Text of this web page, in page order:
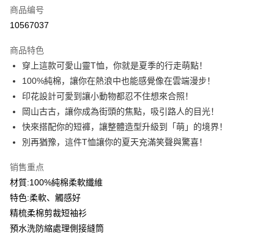
信用卡分期付款
合作金库商业银行
华南商业银行
彰化商业银行
上海商业储蓄银行
台北富邦商业银行
国泰世华商业银行
兆丰国际商业银行
台湾中小企业银行
台中商业银行
汇丰（台湾）商业银行
华泰商业银行
联邦商业银行
远东国际商业银行
元大商业银行
永丰商业银行
台新国际商业银行
台湾乐天信用卡公司
6期 0利率，每期
华南商业银行
彰化商业银行
上海商业储蓄银行
台北富邦商业银行
国泰世华商业银行
兆丰国际商业银行
台湾中小企业银行
台中商业银行
汇丰（台湾）商业银行
华泰商业银行
元大商业银行
玉山商业银行
台湾乐天信用卡公司
12期 0利率，每期 NT$24
合作金库商业银行
第一商业银行
上海商业储蓄银行
台北富邦商业银行
国泰世华商业银行
兆丰国际商业银行
台湾中小企业银行
台中商业银行
联邦商业银行
元大商业银行
玉山商业银行
台新国际商业银行
超商取货付款
LINE Pay
Apple Pay
街口支付
悠遊付
Google Pay
Plus PAY
商品编号
10567037
商品特色
穿上這款可愛山靈T恤，你就是夏季的行走萌點！
100%純棉，讓你在熱浪中也能感覺像在雲端漫步！
印花設計可愛到讓小動物都忍不住想來合照！
岡山古古，讓你成為街頭的焦點，吸引路人的目光！
快來搭配你的短褲，讓整體造型升級到「萌」的境界！
別再猶豫，這件T恤讓你的夏天充滿笑聲與驚喜！
销售重点
材質:100%純棉柔軟纖維
特色:柔軟、觸感好
精梳柔棉剪裁短袖衫
預水洗防縮處理側接縫筒